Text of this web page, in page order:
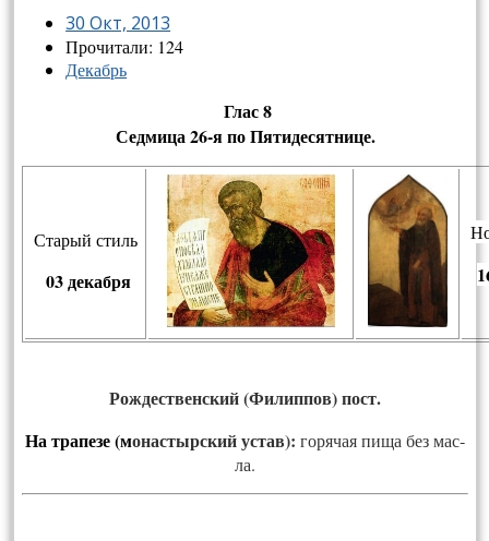
30 Окт, 2013
Прочитали: 124
Декабрь
Глас 8
Сед­ми­ца26-я по Пятидесятнице.
Старый стиль
03 декабря
Рождественский (Филиппов) пост.
На тра­пе­зе(монас­тырс­кий ус­тав): го­рячая пи­ща без мас­
ла.